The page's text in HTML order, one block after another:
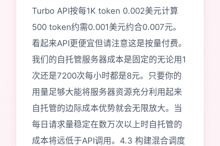
Turbo API按每1K token 0.002美元计算
500 token约需0.001美元约合0.007元。
看起来API更便宜但请注意这是按量付费。
我们的自托管服务器成本是固定的无论用1
次还是7200次每小时都是8元。只要你的
用量足够大能将服务器资源充分利用起来
自托管的边际成本优势就会无限放大。当
每日请求量稳定在数万次以上时自托管的
成本将远低于API调用。4.3 构建混合调度